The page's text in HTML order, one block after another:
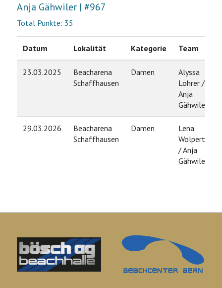
Anja Gähwiler | #967
Total Punkte: 35
Datum Lokalität Kategorie Team
23.03.2025
Beacharena
Schaffhausen
Damen
Alyssa
Lohrer /
Anja
Gähwiler
29.03.2026
Beacharena
Schaffhausen
Damen
Lena
Wolperth
/ Anja
Gähwiler